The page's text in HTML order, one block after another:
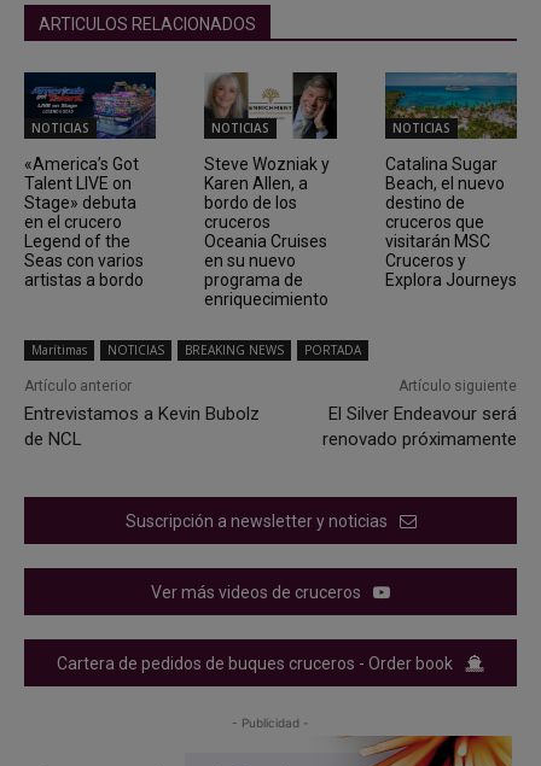
ARTICULOS RELACIONADOS
NOTICIAS
«America’s Got
Talent LIVE on
Stage» debuta
en el crucero
Legend of the
Seas con varios
artistas a bordo
NOTICIAS
Steve Wozniak y
Karen Allen, a
bordo de los
cruceros
Oceania Cruises
en su nuevo
programa de
enriquecimiento
NOTICIAS
Catalina Sugar
Beach, el nuevo
destino de
cruceros que
visitarán MSC
Cruceros y
Explora Journeys
Marítimas NOTICIAS BREAKING NEWS PORTADA
Artículo anterior
Entrevistamos a Kevin Bubolz
de NCL
Artículo siguiente
El Silver Endeavour será
renovado próximamente
Suscripción a newsletter y noticias
Ver más videos de cruceros
Cartera de pedidos de buques cruceros - Order book
- Publicidad -